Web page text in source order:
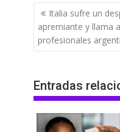
Navegación
de
entradas
Italia sufre un
apremiante y llama
profesionales
Entradas